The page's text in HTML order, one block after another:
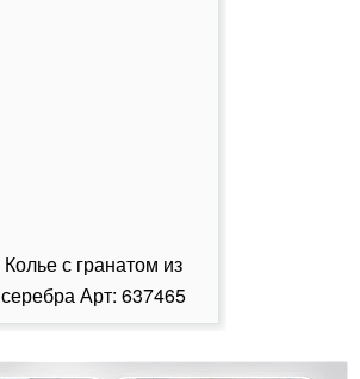
Колье с гранатом из
серебра Арт: 637465